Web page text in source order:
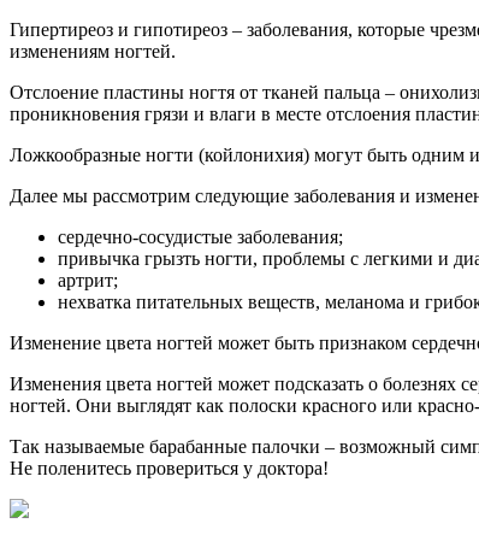
Гипертиреоз и гипотиреоз – заболевания, которые
изменениям ногтей.
Отслоение пластины ногтя от тканей пальца –
проникновения грязи и влаги в месте отслоения
Ложкообразные ногти (койлонихия) могут быть одним
Далее мы рассмотрим следующие заболевания и
сердечно-сосудистые заболевания;
привычка грызть ногти, проблемы с легкими и
артрит;
нехватка питательных веществ, меланома и
Изменение цвета ногтей может быть признаком
Изменения цвета ногтей может подсказать о болезнях
ногтей. Они выглядят как полоски красного или
Так называемые барабанные палочки – возможный
Не поленитесь провериться у доктора!